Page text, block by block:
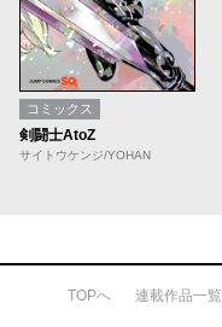
コミックス
剣闘士AtoZ
サイトウケンジ/YOHAN
TOPへ 連載作品一覧